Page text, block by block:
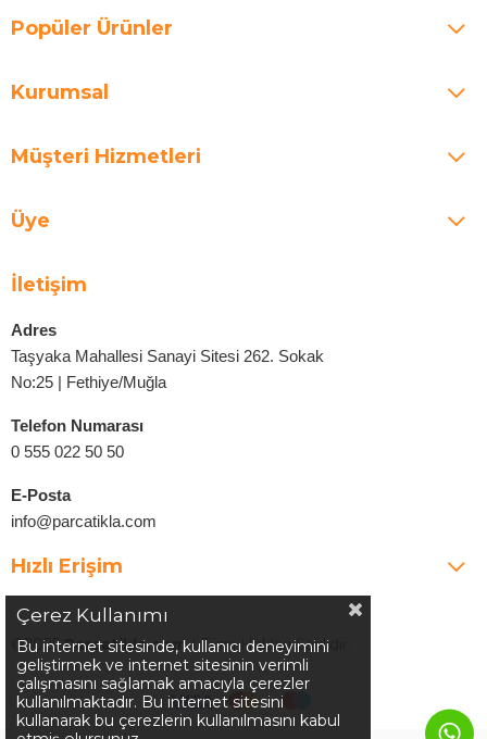
Popüler Ürünler
Kurumsal
Müşteri Hizmetleri
Üye
İletişim
Adres
Taşyaka Mahallesi Sanayi Sitesi 262. Sokak
No:25 | Fethiye/Muğla
Telefon Numarası
0 555 022 50 50
E-Posta
info@parcatikla.com
Hızlı Erişim
©2025Parcatikla.com| Tüm Hakları Saklıdır.
Çerez Kullanımı
Bu internet sitesinde, kullanıcı deneyimini
geliştirmek ve internet sitesinin verimli
çalışmasını sağlamak amacıyla çerezler
kullanılmaktadır. Bu internet sitesini
kullanarak bu çerezlerin kullanılmasını kabul